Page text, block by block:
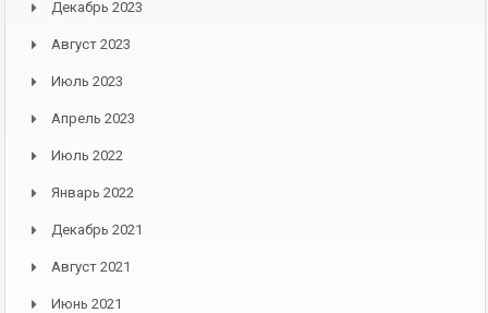
Декабрь 2023
Август 2023
Июль 2023
Апрель 2023
Июль 2022
Январь 2022
Декабрь 2021
Август 2021
Июнь 2021